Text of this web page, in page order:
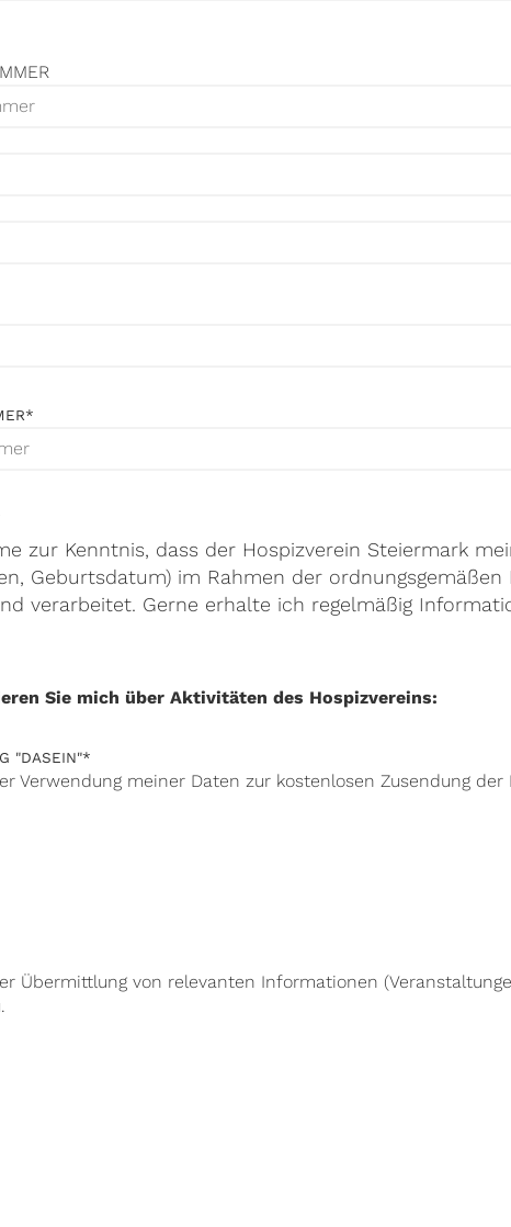
*
zur Kenntnis, dass der Hospizverein Steiermark
Geburtsdatum) im Rahmen der
verarbeitet. Gerne erhalte ich regelmäßig
Sie mich über Aktivitäten des Hospizvereins:
"DASEIN"*
Verwendung meiner Daten zur kostenlosen Zusendung der
Übermittlung von relevanten Informationen